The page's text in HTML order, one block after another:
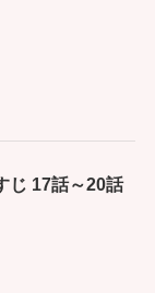
じ 17話～20話